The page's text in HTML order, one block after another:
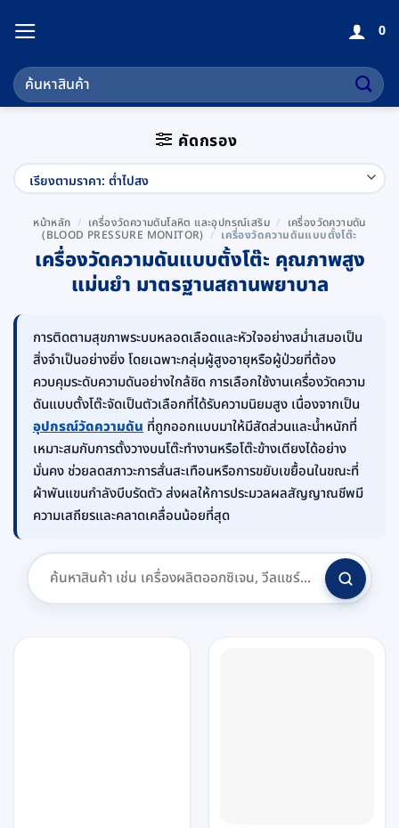
เนื้อหา
0
ค้นหา:
คัดกรอง
หน้าหลัก / เครื่องวัดความดันโลหิต และอุปกรณ์เสริม / เครื่องวัดความดัน
(BLOOD PRESSURE MONITOR) / เครื่องวัดความดันแบบตั้งโต๊ะ
เครื่องวัดความดันแบบตั้งโต๊ะ คุณภาพสูง
แม่นยำ มาตรฐานสถานพยาบาล
การติดตามสุขภาพระบบหลอดเลือดและหัวใจอย่างสม่ำเสมอเป็น
สิ่งจำเป็นอย่างยิ่ง โดยเฉพาะกลุ่มผู้สูงอายุหรือผู้ป่วยที่ต้อง
ควบคุมระดับความดันอย่างใกล้ชิด การเลือกใช้งานเครื่องวัดความ
ดันแบบตั้งโต๊ะจัดเป็นตัวเลือกที่ได้รับความนิยมสูง เนื่องจากเป็น
อุปกรณ์วัดความดัน ที่ถูกออกแบบมาให้มีสัดส่วนและน้ำหนักที่
เหมาะสมกับการตั้งวางบนโต๊ะทำงานหรือโต๊ะข้างเตียงได้อย่าง
มั่นคง ช่วยลดสภาวะการสั่นสะเทือนหรือการขยับเขยื้อนในขณะที่
ผ้าพันแขนกำลังบีบรัดตัว ส่งผลให้การประมวลผลสัญญาณชีพมี
ความเสถียรและคลาดเคลื่อนน้อยที่สุด